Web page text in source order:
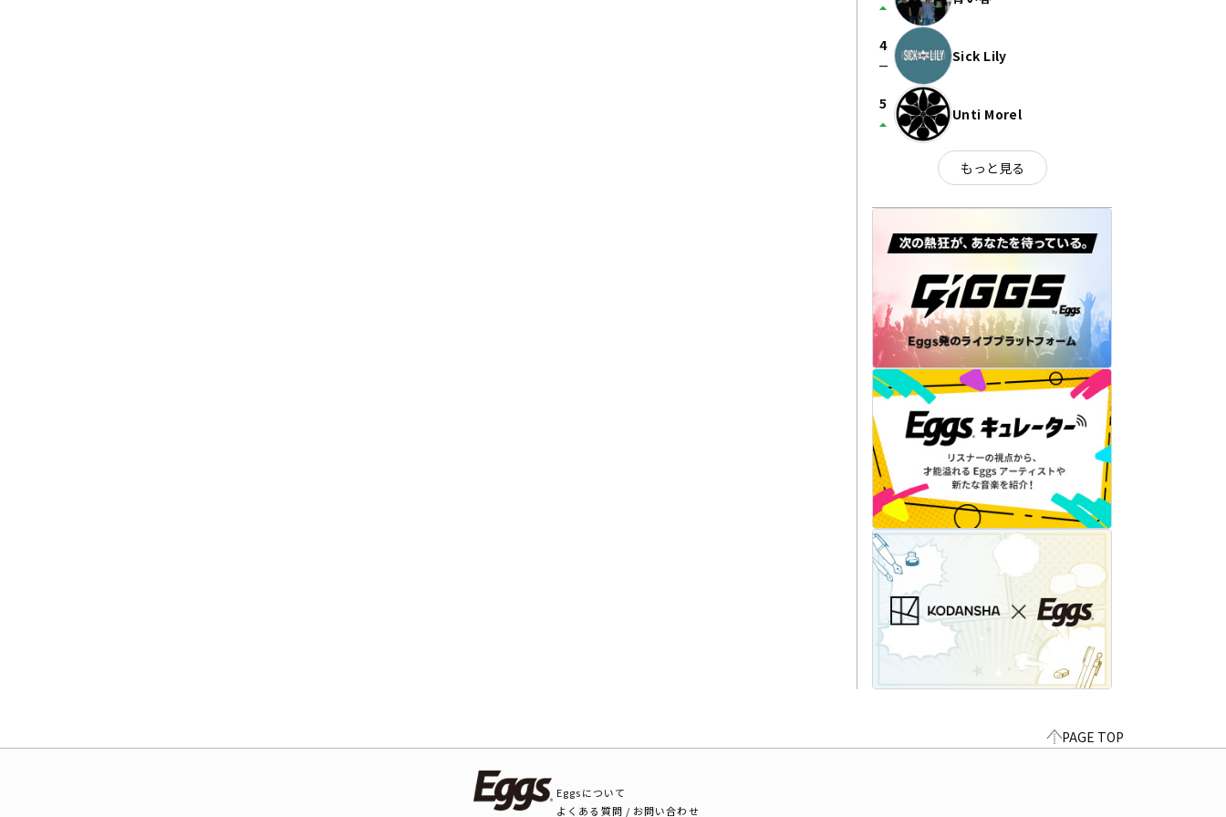
arrow_drop_up
4
check_indeterminate_small Sick Lily
5
arrow_drop_up Unti Morel
もっと見る
PAGE TOP
Eggsについて
よくある質問 / お問い合わせ